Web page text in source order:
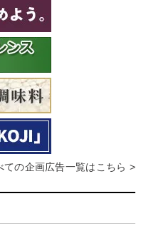
ての企画広告一覧はこちら >